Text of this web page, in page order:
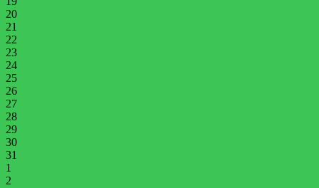
20
21
22
23
24
25
26
27
28
29
30
31
1
2